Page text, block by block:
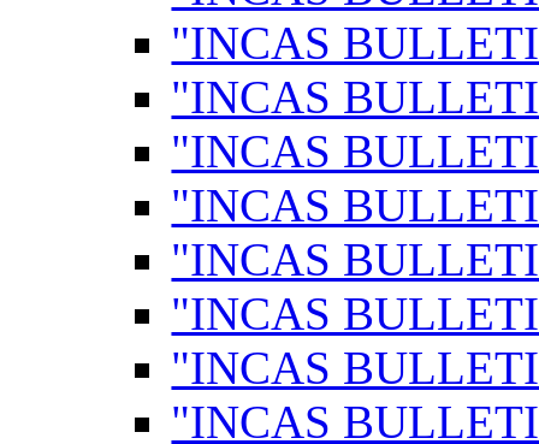
"INCAS
"INCAS
"INCAS
"INCAS
"INCAS
"INCAS
"INCAS
"INCAS